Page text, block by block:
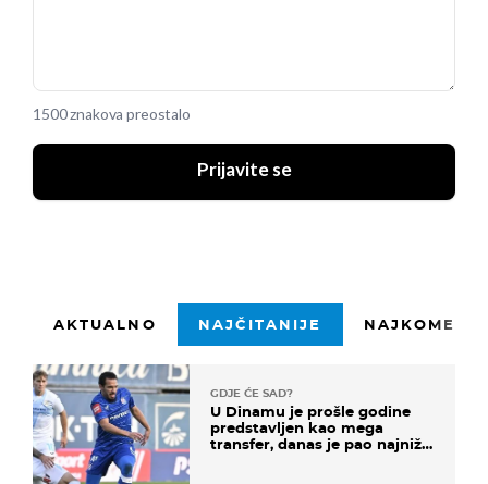
1500 znakova preostalo
Prijavite se
AKTUALNO NAJČITANIJE
GDJE ĆE SAD?
U Dinamu je prošle godine
predstavljen kao mega
transfer, danas je pao najniže